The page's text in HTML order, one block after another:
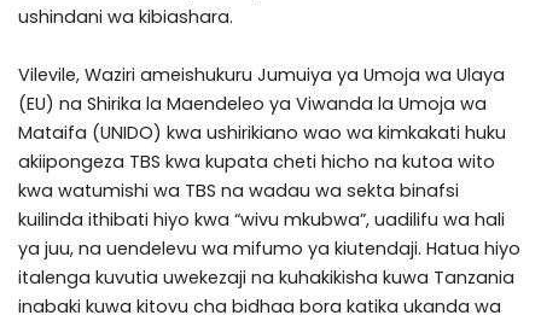
ushindani wa kibiashara.
Vilevile, Waziri ameishukuru Jumuiya ya Umoja wa Ulaya
(EU) na Shirika la Maendeleo ya Viwanda la Umoja wa
Mataifa (UNIDO) kwa ushirikiano wao wa kimkakati huku
akiipongeza TBS kwa kupata cheti hicho na kutoa wito
kwa watumishi wa TBS na wadau wa sekta binafsi
kuilinda ithibati hiyo kwa “wivu mkubwa”, uadilifu wa hali
ya juu, na uendelevu wa mifumo ya kiutendaji. Hatua hiyo
italenga kuvutia uwekezaji na kuhakikisha kuwa Tanzania
inabaki kuwa kitovu cha bidhaa bora katika ukanda wa